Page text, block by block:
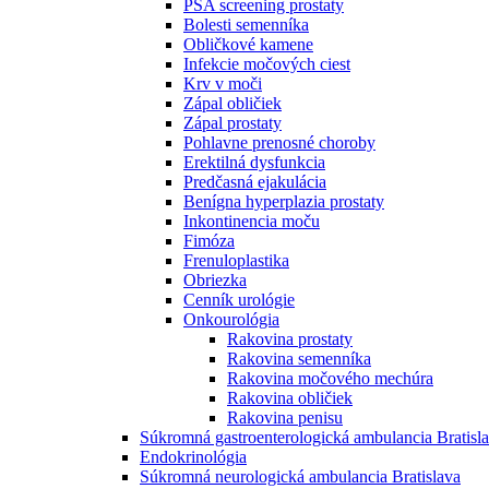
PSA screening prostaty
Bolesti semenníka
Obličkové kamene
Infekcie močových ciest
Krv v moči
Zápal obličiek
Zápal prostaty
Pohlavne prenosné choroby
Erektilná dysfunkcia
Predčasná ejakulácia
Benígna hyperplazia prostaty
Inkontinencia moču
Fimóza
Frenuloplastika
Obriezka
Cenník urológie
Onkourológia
Rakovina prostaty
Rakovina semenníka
Rakovina močového mechúra
Rakovina obličiek
Rakovina penisu
Súkromná gastroenterologická ambulancia
Endokrinológia
Súkromná neurologická ambulancia Bratislava